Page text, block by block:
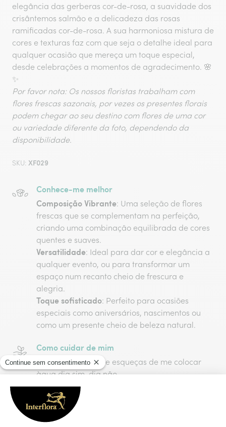
elegância das gerberas cor-de-rosa, a suavidade dos
crisântemos salmão e a delicadeza das rosas
ramificadas cor-de-rosa. A sua harmoniosa mistura de
cores e texturas faz com que seja o detalhe ideal para
qualquer ocasião que mereça um toque especial,
desde celebrações a momentos de agradecimento. 🌸
✨
Por favor nota: Os nossos floristas trabalham com
flores frescas sazonais, por vezes os presentes florais
podem chegar ao seu destino com flores de uma cor
ou variedade diferente da foto, dependendo da
disponibilidade.
SKU: XF029
Conhece-me melhor
Composição Vibrante: Uma seleção de flores
frescas que se complementam na perfeição,
criando uma combinação equilibrada de cores
quentes e suaves.
Versatilidade: Ideal para dar cor e elegância a
qualquer evento, ou para transformar um
espaço num recanto cheio de frescura e
alegria.
Toque sofisticado: Perfeito para ocasiões
especiais como aniversários, nascimentos ou
como um presente cheio de beleza natural.
Como cuidar de mim
Água fresca: Não te esqueças de me colocar
àgua dia sim, dia não.
Luz suave: Coloca-me à luz indireta para me
manter vibrante, longe da luz solar direta que
pode afetar a minha frescura. ☀️
Cuidados especiais